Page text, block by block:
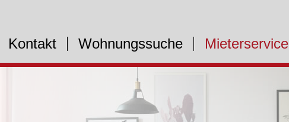
Kontakt Wohnungssuche Mieterservice